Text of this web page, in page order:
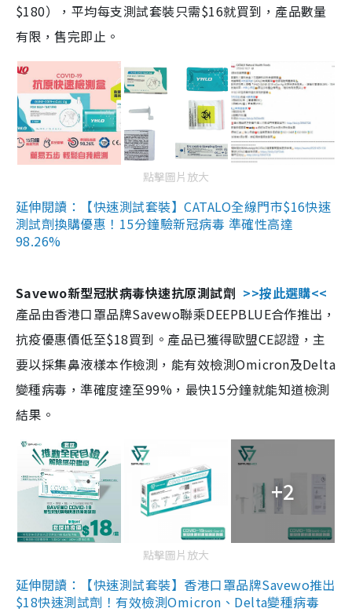
$180），平均每支測試套裝只需$16就買到，產品數量
有限，售完即止。
點擊圖片放大
延伸閱讀：【快速測試套裝】CATALO全線門市$16快速
測試劑換購優惠！15分鐘驗新冠病毒 準確性高達
98.26%
Savewo新型冠狀病毒快速抗原測試劑 >>按此選購<<
產品由香港口罩品牌Savewo聯乘DEEPBLUE合作推出，
抗疫優惠價低至$18買到。產品已獲得歐盟CE認證，主
要以採集鼻液樣本作檢測，能有效檢測Omicron及Delta
變種病毒，準確度達至99%，最快15分鐘就能知道檢測
結果。
+2
點擊圖片放大
延伸閱讀：【快速測試套裝】香港口罩品牌Savewo推出
$18快速測試劑！有效檢測Omicron、Delta變種病毒